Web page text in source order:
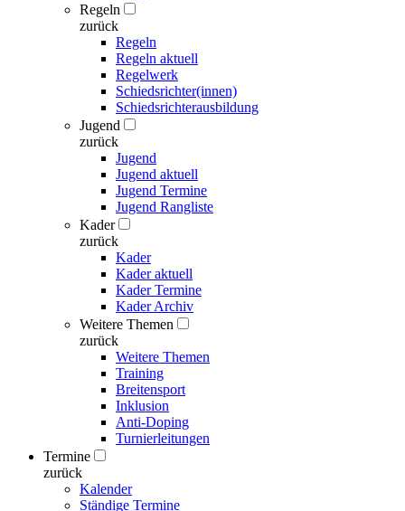
Regeln
zurück
Regeln
Regeln aktuell
Regelwerk
Schiedsrichter(innen)
Schiedsrichterausbildung
Jugend
zurück
Jugend
Jugend aktuell
Jugend Termine
Jugend Rangliste
Kader
zurück
Kader
Kader aktuell
Kader Termine
Kader Archiv
Weitere Themen
zurück
Weitere Themen
Training
Breitensport
Inklusion
Anti-Doping
Turnierleitungen
Termine
zurück
Kalender
Ständige Termine